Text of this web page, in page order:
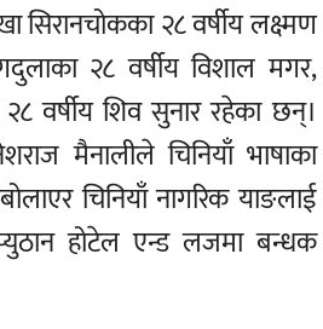
सिरानचोकका २८ वर्षीय लक्ष्मण
२८ वर्षीय विशाल मगर,
२८ वर्षीय शिव सुनार रहेका छन्।
मैनालीले चिनियाँ भाषाका
चिनियाँ नागरिक याङलाई
प्युठान होटेल एन्ड लजमा बन्धक